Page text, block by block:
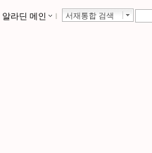
알라딘 메인 ｌ 서재통합 검색